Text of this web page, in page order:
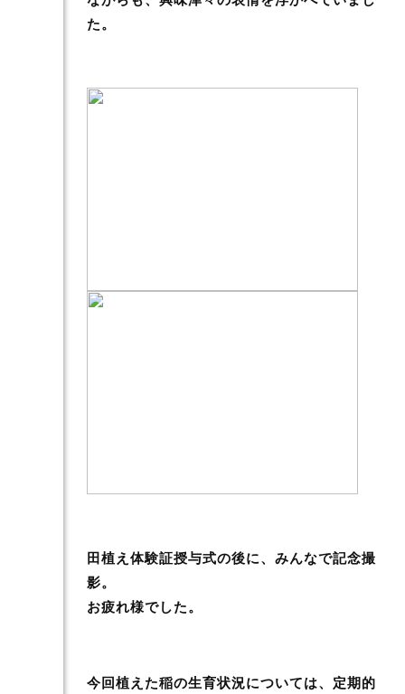
た。
田植え体験証授与式の後に、みんなで記念撮
影。
お疲れ様でした。
今回植えた稲の生育状況については、定期的